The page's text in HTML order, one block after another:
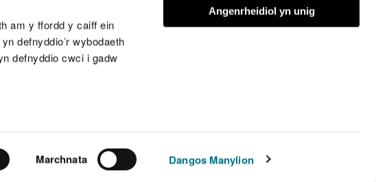
am y ffordd y caiff ein
defnyddio’r wybodaeth
defnyddio cwci i gadw
Marchnata Dangos Manylion
Angenrheidiol yn unig
© Cyfoeth Naturiol Cymru